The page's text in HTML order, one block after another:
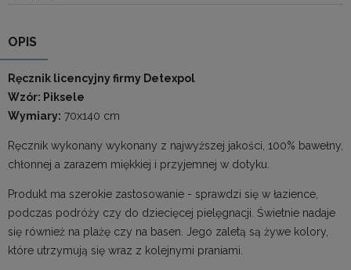
OPIS
Ręcznik licencyjny firmy Detexpol
Wzór: Piksele
Wymiary: 70x140 cm
Ręcznik wykonany wykonany z najwyższej jakości, 100% bawełny,
chłonnej a zarazem miękkiej i przyjemnej w dotyku.
Produkt ma szerokie zastosowanie - sprawdzi się w łazience,
podczas podróży czy do dziecięcej pielęgnacji. Świetnie nadaje
się również na plażę czy na basen. Jego zaletą są żywe kolory,
które utrzymują się wraz z kolejnymi praniami.